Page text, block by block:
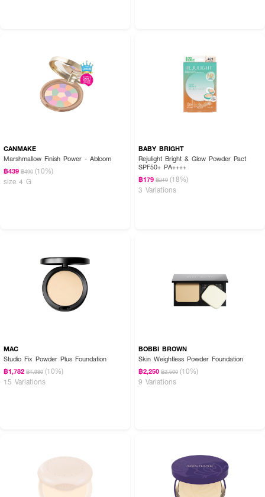
เซ็ตผิวแมทสวย เบลอรูขุมขนเนียนกริบดุจใส่ฟิลเตอร์ 🧸💖 ผิวสวยนวลละมุนมั่นใจ
ไปกับ BARENBLISS
CANMAKE
Marshmallow Finish Power - Abloom
฿439 ฿490 (10%)
size 4 G
BABY BRIGHT
Rejulight Bright & Glow Powder Pact
SPF50+ PA++++
฿179 ฿219 (18%)
3 Variations
MAC
Studio Fix Powder Plus Foundation
฿1,782 ฿1,980 (10%)
15 Variations
BOBBI BROWN
Skin Weightless Powder Foundation
฿2,250 ฿2,500 (10%)
9 Variations